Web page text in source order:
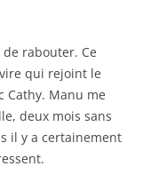
rabouter. Ce
qui rejoint le
Cathy. Manu me
deux mois sans
il y a certainement